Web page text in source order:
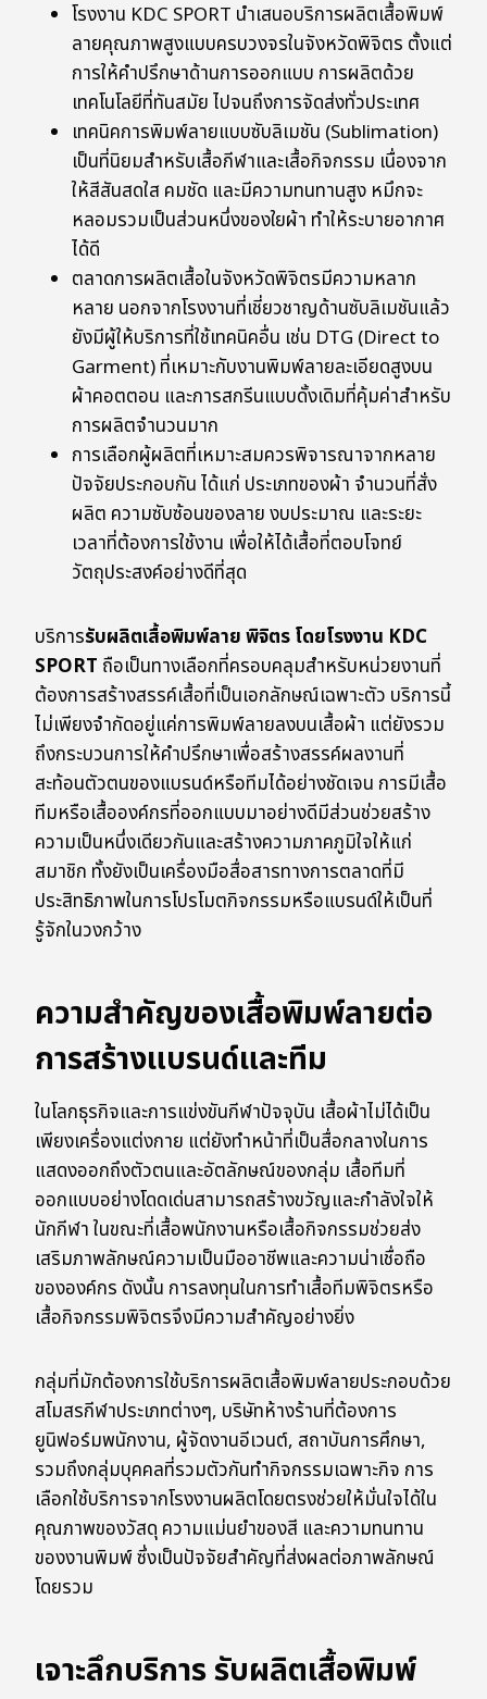
โรงงาน KDC SPORT นำเสนอบริการผลิตเสื้อพิมพ์
ลายคุณภาพสูงแบบครบวงจรในจังหวัดพิจิตร ตั้งแต่
การให้คำปรึกษาด้านการออกแบบ การผลิตด้วย
เทคโนโลยีที่ทันสมัย ไปจนถึงการจัดส่งทั่วประเทศ
เทคนิคการพิมพ์ลายแบบซับลิเมชัน (Sublimation)
เป็นที่นิยมสำหรับเสื้อกีฬาและเสื้อกิจกรรม เนื่องจาก
ให้สีสันสดใส คมชัด และมีความทนทานสูง หมึกจะ
หลอมรวมเป็นส่วนหนึ่งของใยผ้า ทำให้ระบายอากาศ
ได้ดี
ตลาดการผลิตเสื้อในจังหวัดพิจิตรมีความหลาก
หลาย นอกจากโรงงานที่เชี่ยวชาญด้านซับลิเมชันแล้ว
ยังมีผู้ให้บริการที่ใช้เทคนิคอื่น เช่น DTG (Direct to
Garment) ที่เหมาะกับงานพิมพ์ลายละเอียดสูงบน
ผ้าคอตตอน และการสกรีนแบบดั้งเดิมที่คุ้มค่าสำหรับ
การผลิตจำนวนมาก
การเลือกผู้ผลิตที่เหมาะสมควรพิจารณาจากหลาย
ปัจจัยประกอบกัน ได้แก่ ประเภทของผ้า จำนวนที่สั่ง
ผลิต ความซับซ้อนของลาย งบประมาณ และระยะ
เวลาที่ต้องการใช้งาน เพื่อให้ได้เสื้อที่ตอบโจทย์
วัตถุประสงค์อย่างดีที่สุด
บริการรับผลิตเสื้อพิมพ์ลาย พิจิตร โดยโรงงาน KDC
SPORT ถือเป็นทางเลือกที่ครอบคลุมสำหรับหน่วยงานที่
ต้องการสร้างสรรค์เสื้อที่เป็นเอกลักษณ์เฉพาะตัว บริการนี้
ไม่เพียงจำกัดอยู่แค่การพิมพ์ลายลงบนเสื้อผ้า แต่ยังรวม
ถึงกระบวนการให้คำปรึกษาเพื่อสร้างสรรค์ผลงานที่
สะท้อนตัวตนของแบรนด์หรือทีมได้อย่างชัดเจน การมีเสื้อ
ทีมหรือเสื้อองค์กรที่ออกแบบมาอย่างดีมีส่วนช่วยสร้าง
ความเป็นหนึ่งเดียวกันและสร้างความภาคภูมิใจให้แก่
สมาชิก ทั้งยังเป็นเครื่องมือสื่อสารทางการตลาดที่มี
ประสิทธิภาพในการโปรโมตกิจกรรมหรือแบรนด์ให้เป็นที่
รู้จักในวงกว้าง
ความสำคัญของเสื้อพิมพ์ลายต่อ
การสร้างแบรนด์และทีม
ในโลกธุรกิจและการแข่งขันกีฬาปัจจุบัน เสื้อผ้าไม่ได้เป็น
เพียงเครื่องแต่งกาย แต่ยังทำหน้าที่เป็นสื่อกลางในการ
แสดงออกถึงตัวตนและอัตลักษณ์ของกลุ่ม เสื้อทีมที่
ออกแบบอย่างโดดเด่นสามารถสร้างขวัญและกำลังใจให้
นักกีฬา ในขณะที่เสื้อพนักงานหรือเสื้อกิจกรรมช่วยส่ง
เสริมภาพลักษณ์ความเป็นมืออาชีพและความน่าเชื่อถือ
ขององค์กร ดังนั้น การลงทุนในการทำเสื้อทีมพิจิตรหรือ
เสื้อกิจกรรมพิจิตรจึงมีความสำคัญอย่างยิ่ง
กลุ่มที่มักต้องการใช้บริการผลิตเสื้อพิมพ์ลายประกอบด้วย
สโมสรกีฬาประเภทต่างๆ, บริษัทห้างร้านที่ต้องการ
ยูนิฟอร์มพนักงาน, ผู้จัดงานอีเวนต์, สถาบันการศึกษา,
รวมถึงกลุ่มบุคคลที่รวมตัวกันทำกิจกรรมเฉพาะกิจ การ
เลือกใช้บริการจากโรงงานผลิตโดยตรงช่วยให้มั่นใจได้ใน
คุณภาพของวัสดุ ความแม่นยำของสี และความทนทาน
ของงานพิมพ์ ซึ่งเป็นปัจจัยสำคัญที่ส่งผลต่อภาพลักษณ์
โดยรวม
เจาะลึกบริการ รับผลิตเสื้อพิมพ์